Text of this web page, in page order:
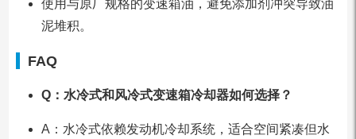
使用与原厂规格的变速箱油，避免添加剂冲突导致油
泥堆积。
FAQ
Q：水冷式和风冷式变速箱冷却器如何选择？
A：水冷式依赖发动机冷却系统，适合空间紧凑但水